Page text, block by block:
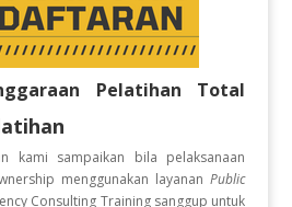
Pelatihan Total
kami sampaikan bila pelaksanaan
menggunakan layananPublic
Consulting Training sanggup untuk